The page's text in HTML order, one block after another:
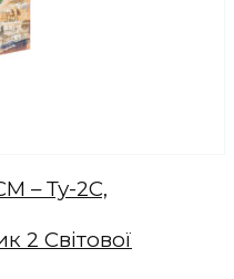
– Ту-2С,
2 Світової